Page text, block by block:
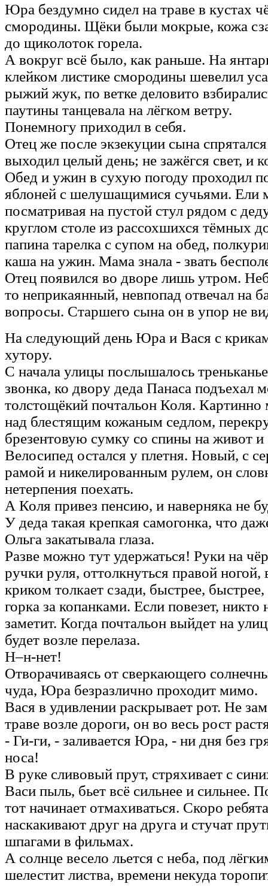
Юра бездумно сидел на траве в кустах
смородины. Щёки были мокрые, кожа
до щиколоток горела.
А вокруг всё было, как раньше. На
клейком листике смородины шевелил
рыжий жук, по ветке деловито
паутины танцевала на лёгком ветру.
Понемногу приходил в себя.
Отец же после экзекуции сына
выходил целый день; не зажёгся свет, и
Обед и ужин в сухую погоду проходил
яблоней с шелушащимися сучьями. Ели
посматривая на пустой стул рядом с
круглом столе из рассохшихся тёмных
папина тарелка с супом на обед,
каша на ужин. Мама знала - звать
Отец появился во дворе лишь утром.
то неприкаянный, невпопад отвечал на
вопросы. Старшего сына он в упор не
На следующий день Юра и Вася с
хутору.
С начала улицы послышалось
звонка, ко двору деда Панаса подъехал
толстощёкий почтальон Коля. Картинно
над блестящим кожаным седлом,
брезентовую сумку со спины на живот
Велосипед остался у плетня. Новый, с
рамой и никелированным рулем, он
нетерпения поехать.
А Коля привез пенсию, и наверняка не
У деда такая крепкая самогонка, что
Ольга закатывала глаза.
Разве можно тут удержаться! Руки на
ручки руля, оттолкнуться правой ногой,
криком толкает сзади, быстрее,
горка за копанками. Если повезет, никто
заметит. Когда почтальон выйдет на
будет возле перелаза.
Н–н-нет!
Отворачиваясь от сверкающего
чуда, Юра безразлично проходит мимо.
Вася в удивлении раскрывает рот. Не
траве возле дороги, он во весь рост
- Ги-ги, - заливается Юра, - ни дня без
носа!
В руке сливовый прут, стряхивает с
Васи пыль, бьет всё сильнее и сильнее.
тот начинает отмахиваться. Скоро
наскакивают друг на друга и стучат
шпагами в фильмах.
А солнце весело льется с неба, под
шелестит листва, времени некуда